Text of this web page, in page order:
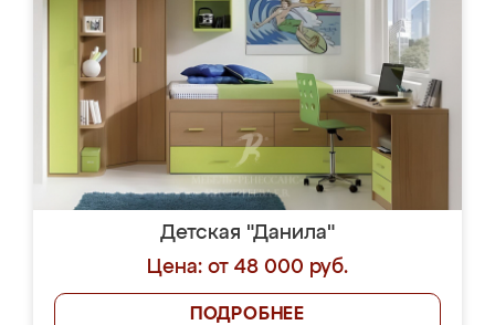
Детская "Данила"
Цена: от 48 000 руб.
ПОДРОБНЕЕ